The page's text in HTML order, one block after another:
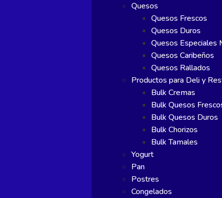
Quesos
Quesos Frescos
Quesos Duros
Quesos Especiales
Quesos Caribeños
Quesos Rallados
Productos para Deli y
Bulk Cremas
Bulk Quesos
Bulk Quesos Duros
Bulk Chorizos
Bulk Tamales
Yogurt
Pan
Postres
Congelados